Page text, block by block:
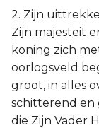
2. Zijn
Zijn majesteit
koning zich
oorlogsveld
groot, in alles
schitterend en
die Zijn Vader